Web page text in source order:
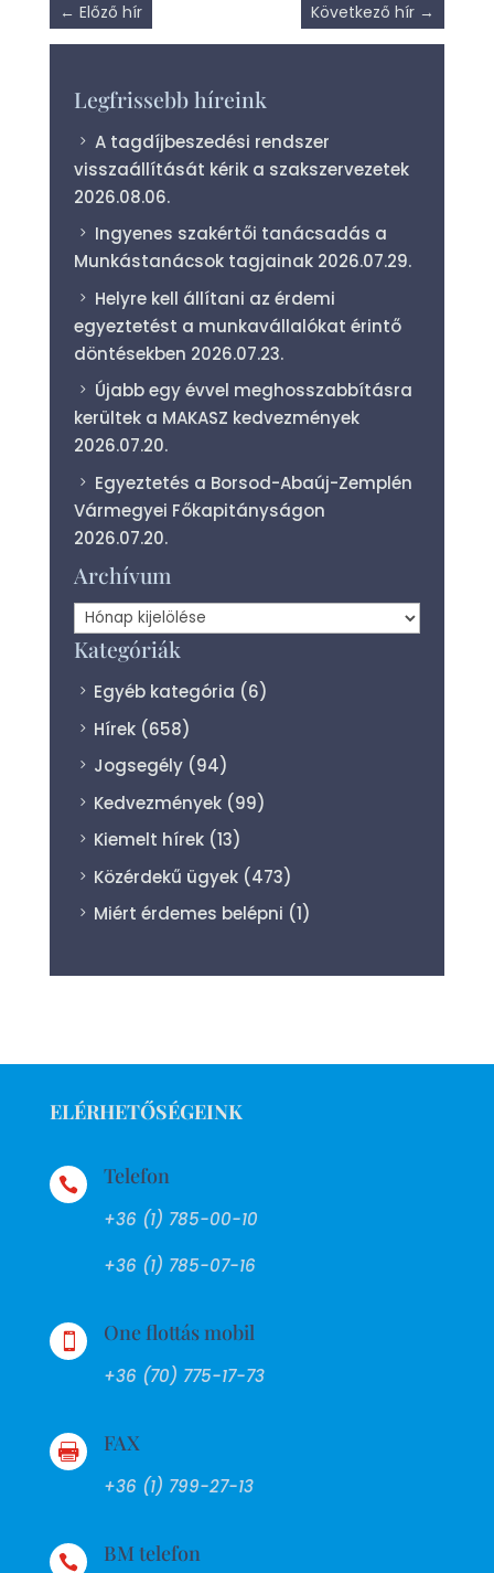
← Előző hír Következő hír →
Legfrissebb híreink
A tagdíjbeszedési rendszer
visszaállítását kérik a szakszervezetek
2026.08.06.
Ingyenes szakértői tanácsadás a
Munkástanácsok tagjainak 2026.07.29.
Helyre kell állítani az érdemi
egyeztetést a munkavállalókat érintő
döntésekben 2026.07.23.
Újabb egy évvel meghosszabbításra
kerültek a MAKASZ kedvezmények
2026.07.20.
Egyeztetés a Borsod-Abaúj-Zemplén
Vármegyei Főkapitányságon
2026.07.20.
Archívum
Archívum
Kategóriák
Egyéb kategória (6)
Hírek (658)
Jogsegély (94)
Kedvezmények (99)
Kiemelt hírek (13)
Közérdekű ügyek (473)
Miért érdemes belépni (1)
ELÉRHETŐSÉGEINK
 Telefon
+36 (1) 785-00-10
+36 (1) 785-07-16
 One flottás mobil
+36 (70) 775-17-73
 FAX
+36 (1) 799-27-13
 BM telefon